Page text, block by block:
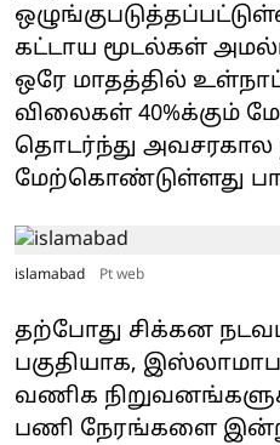
கட்டாய மூடல்கள்
ஒரே மாதத்தில்
விலைகள் 40%க்கும்
தொடர்ந்து
மேற்கொண்டுள்ளது
islamabad Pt web
தற்போது சிக்கன
பகுதியாக,
வணிக
பணி நேரங்களை